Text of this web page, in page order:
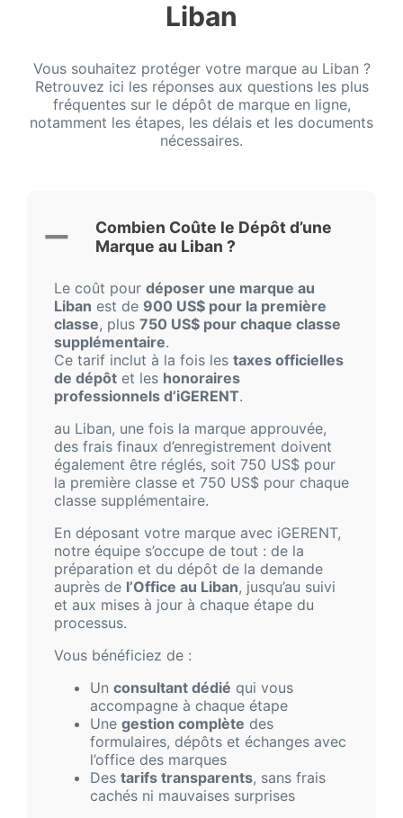
Liban
Vous souhaitez protéger votre marque au Liban ?
Retrouvez ici les réponses aux questions les plus
fréquentes sur le dépôt de marque en ligne,
notamment les étapes, les délais et les documents
nécessaires.
Combien Coûte le Dépôt d’une
Marque au Liban ?
Le coût pour déposer une marque au
Liban est de 900 US$ pour la première
classe, plus 750 US$ pour chaque classe
supplémentaire.
Ce tarif inclut à la fois les taxes officielles
de dépôt et les honoraires
professionnels d’iGERENT.
au Liban, une fois la marque approuvée,
des frais finaux d’enregistrement doivent
également être réglés, soit 750 US$ pour
la première classe et 750 US$ pour chaque
classe supplémentaire.
En déposant votre marque avec iGERENT,
notre équipe s’occupe de tout : de la
préparation et du dépôt de la demande
auprès de l’Office au Liban, jusqu’au suivi
et aux mises à jour à chaque étape du
processus.
Vous bénéficiez de :
Un consultant dédié qui vous
accompagne à chaque étape
Une gestion complète des
formulaires, dépôts et échanges avec
l’office des marques
Des tarifs transparents, sans frais
cachés ni mauvaises surprises